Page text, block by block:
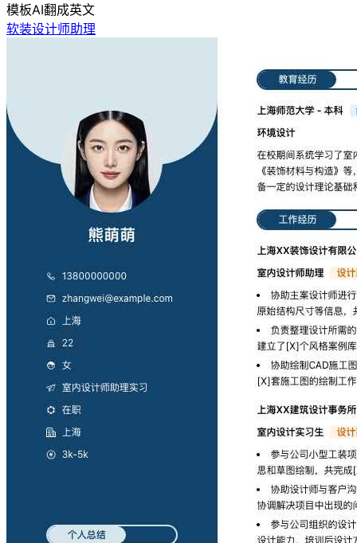
模板AI翻成英文
软装设计师助理